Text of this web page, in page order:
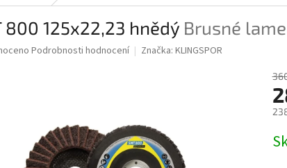
800 125x22,23 hnědý Brusné
Podrobnosti hodnocení Značka: KLINGSPOR